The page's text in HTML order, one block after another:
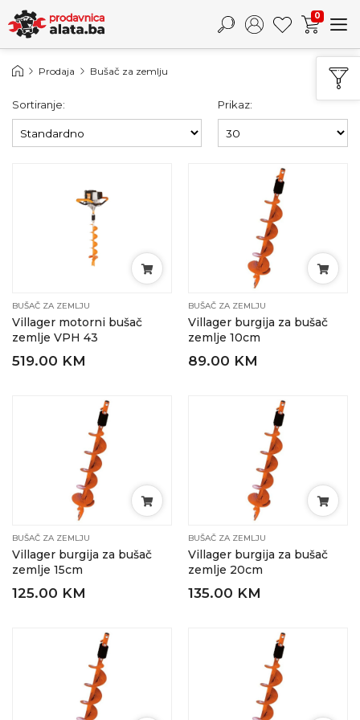
0
Prodaja Bušač za zemlju
Sortiranje: Prikaz:
BUŠAČ ZA ZEMLJU
Villager motorni bušač
zemlje VPH 43
519.00 KM
BUŠAČ ZA ZEMLJU
Villager burgija za bušač
zemlje 10cm
89.00 KM
BUŠAČ ZA ZEMLJU
Villager burgija za bušač
zemlje 15cm
125.00 KM
BUŠAČ ZA ZEMLJU
Villager burgija za bušač
zemlje 20cm
135.00 KM